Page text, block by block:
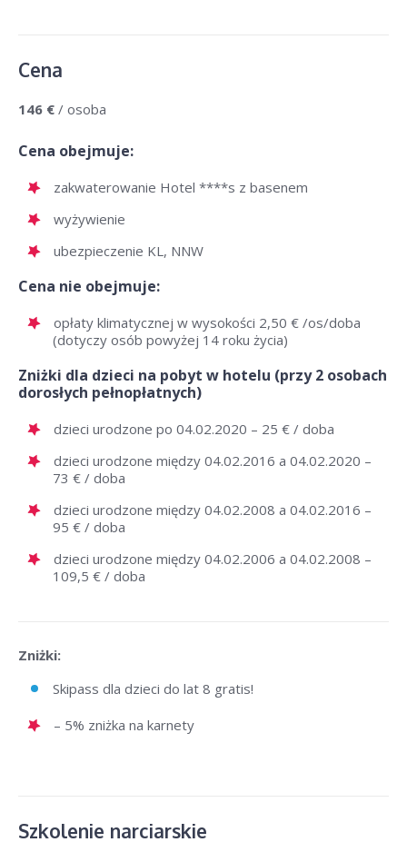
Cena
146 € / osoba
Cena obejmuje:
zakwaterowanie Hotel ****s z basenem
wyżywienie
ubezpieczenie KL, NNW
Cena nie obejmuje:
opłaty klimatycznej w wysokości 2,50 € /os/doba
(dotyczy osób powyżej 14 roku życia)
Zniżki dla dzieci na pobyt w hotelu (przy 2 osobach
dorosłych pełnopłatnych)
dzieci urodzone po 04.02.2020 – 25 € / doba
dzieci urodzone między 04.02.2016 a 04.02.2020 –
73 € / doba
dzieci urodzone między 04.02.2008 a 04.02.2016 –
95 € / doba
dzieci urodzone między 04.02.2006 a 04.02.2008 –
109,5 € / doba
Zniżki:
Skipass dla dzieci do lat 8 gratis!
– 5% zniżka na karnety
Szkolenie narciarskie